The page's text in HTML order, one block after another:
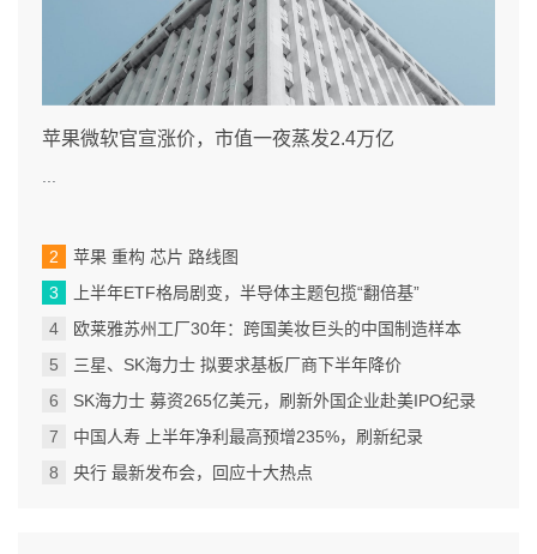
苹果微软官宣涨价，市值一夜蒸发2.4万亿
苹果 重构 芯片 路线图
上半年ETF格局剧变，半导体主题包揽“翻倍基”
欧莱雅苏州工厂30年：跨国美妆巨头的中国制造样本
三星、SK海力士 拟要求基板厂商下半年降价
SK海力士 募资265亿美元，刷新外国企业赴美IPO纪录
中国人寿 上半年净利最高预增235%，刷新纪录
央行 最新发布会，回应十大热点